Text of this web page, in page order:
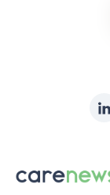
sur:
Le